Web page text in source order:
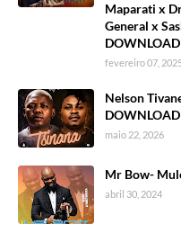
Maparati x
General x
fevereiro 07,
Nelson
maio 22, 2026
Mr Bow-
abril 30, 2024